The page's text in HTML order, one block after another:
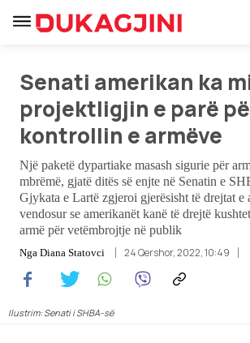
Lajme
Sport
Pikëpamje
Art Jete
Kulturë
Senati amerikan ka
projektligjin e parë
kontrollin e armëve
Një paketë dypartiake masash sigurie për
mbrëmë, gjatë ditës së enjte në Senatin e
Gjykata e Lartë zgjeroi gjerësisht të drejtat e
vendosur se amerikanët kanë të drejtë
armë për vetëmbrojtje në publik
Nga Diana Statovci 24 Qershor, 2022, 10:49
Ilustrim: Senati i SHBA-së